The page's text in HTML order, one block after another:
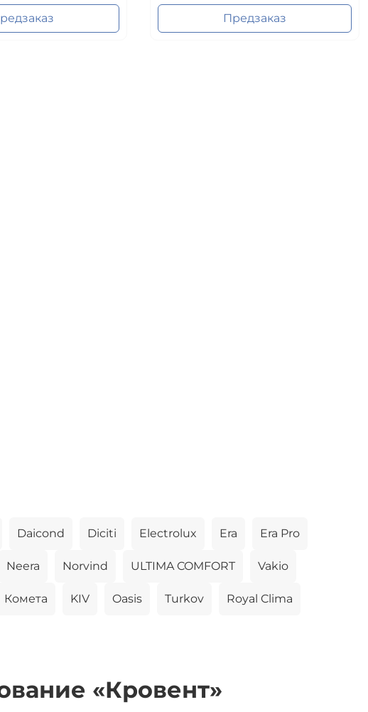
Предзаказ
Daicond Diciti Electrolux Era Era Pro
Neera Norvind ULTIMA COMFORT Vakio
Комета KIV Oasis Turkov Royal Clima
«Кровент»